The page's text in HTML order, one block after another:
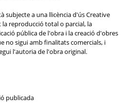
subjecte a una llicència d'ús Creative
la reproducció total o parcial, la
pública de l'obra i la creació d'obres
no sigui amb finalitats comercials, i
l'autoria de l'obra original.
publicada